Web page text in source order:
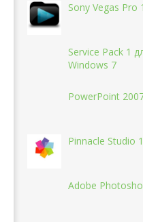
Sony Vegas Pro
Service Pack 1
Windows 7
PowerPoint
Pinnacle Studio
Adobe